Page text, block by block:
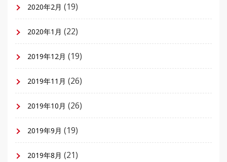
2020年2月 (19)
2020年1月 (22)
2019年12月 (19)
2019年11月 (26)
2019年10月 (26)
2019年9月 (19)
2019年8月 (21)